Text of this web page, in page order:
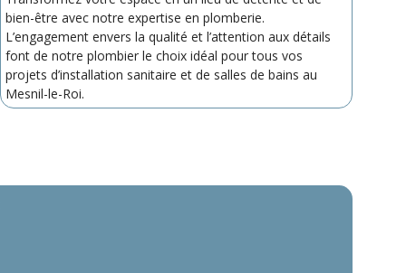
bien-être avec notre expertise en plomberie.
L’engagement envers la qualité et l’attention aux détails
font de notre plombier le choix idéal pour tous vos
projets d’installation sanitaire et de salles de bains au
Mesnil-le-Roi.